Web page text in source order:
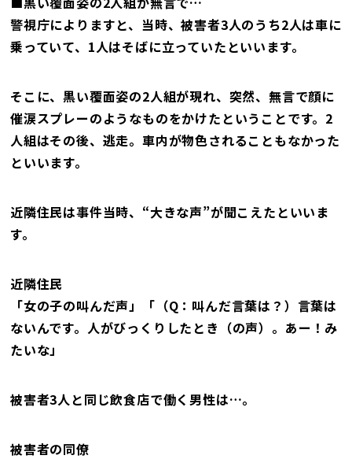
警視庁によりますと、当時、被害者3人のうち2人は車に
乗っていて、1人はそばに立っていたといいます。
そこに、黒い覆面姿の2人組が現れ、突然、無言で顔に
催涙スプレーのようなものをかけたということです。2
人組はその後、逃走。車内が物色されることもなかった
といいます。
近隣住民は事件当時、“大きな声”が聞こえたといいま
す。
近隣住民
「女の子の叫んだ声」「（Q：叫んだ言葉は？）言葉は
ないんです。人がびっくりしたとき（の声）。あー！み
たいな」
被害者3人と同じ飲食店で働く男性は…。
被害者の同僚